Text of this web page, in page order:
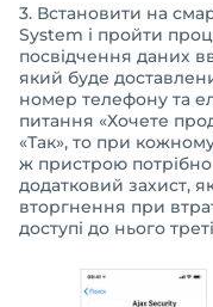
3. Встановити на
System і пройти
посвідчення даних
який буде
номер телефону та
питання «Хочете
«Так», то при
ж пристрою
додатковий захист,
вторгнення при
доступі до нього